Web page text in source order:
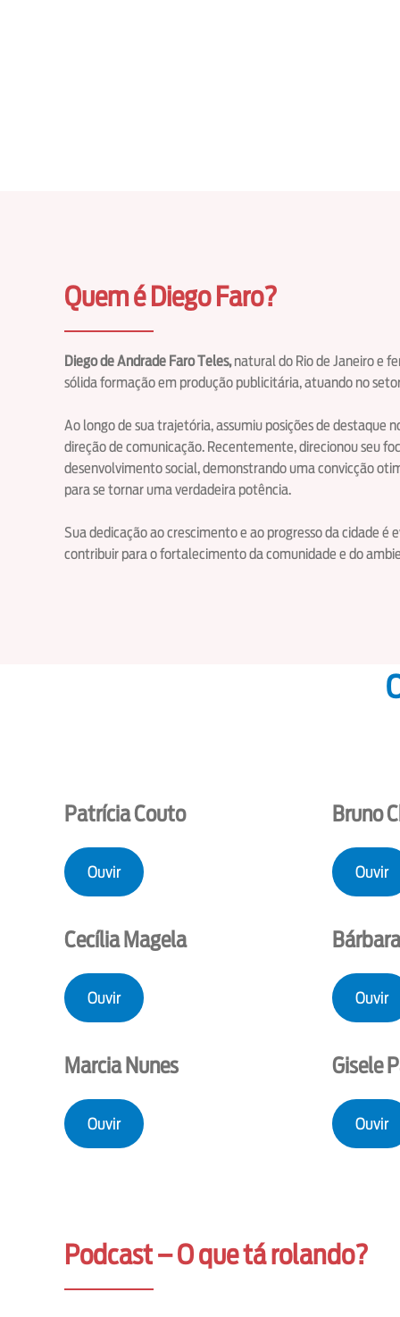
Quem é Diego Faro?
Diego de Andrade Faro Teles,natural do Rio de Janeiro e
sólida formação em produção publicitária, atuando no
Ao longo de sua trajetória, assumiu posições de
direção de comunicação. Recentemente, direcionou seu
desenvolvimento social, demonstrando uma convicção
para se tornar uma verdadeira potência.
Sua dedicação ao crescimento e ao progresso da cidade
contribuir para o fortalecimento da comunidade e do
Patrícia Couto
Ouvir
Bruno
Ouvir
Cecília Magela
Ouvir Ouvir
Marcia Nunes
Ouvir
Gisele
Ouvir
Podcast – O que tá rolando?